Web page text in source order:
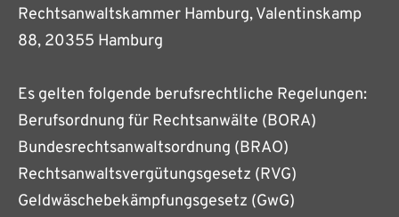
Rechtsanwaltskammer Hamburg, Valentinskamp
88, 20355 Hamburg
Es gelten folgende berufsrechtliche Regelungen:
Berufsordnung für Rechtsanwälte (BORA)
Bundesrechtsanwaltsordnung (BRAO)
Rechtsanwaltsvergütungsgesetz (RVG)
Geldwäschebekämpfungsgesetz (GwG)